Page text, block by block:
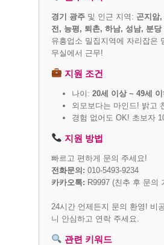
경기 광주 및 인근 지역: 곤지암
전, 능평, 퇴촌, 하남, 성남, 분당
유흥업소 밀집지역에 자리잡은
무실에서 근무!
지원 조건
나이:20세 이상 ~ 49세
외모보다는 마인드! 밝고
경험 없어도 OK! 초보자
지원 방법
빠르고 편하게 문의 주세요!
전화문의: 010-5493-9234
카카오톡: R9997 (친추 후 문의
24시간 언제든지 문의 환영! 비
니 안심하고 연락 주세요.
관련 키워드